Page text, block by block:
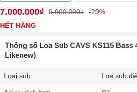
7.000.000₫ 9.900.000₫
-29%
HẾT HÀNG
Thông số Loa Sub CAVS KS115 Bass
Likenew)
Loại sub Loa sub